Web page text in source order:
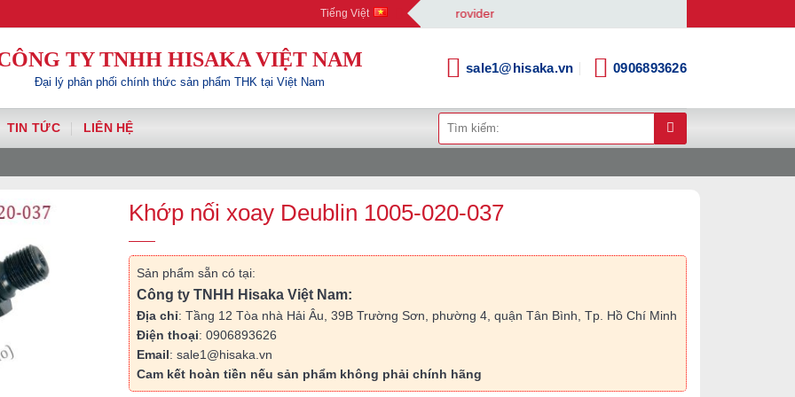
Tiếng Việt
Hisaka | Your Automation Solutions Provider
TY TNHH HISAKA VIỆT NAM
Đại lý phân phối chính thức sản phẩm THK tại Việt Nam
sale1@hisaka.vn 0906893626
TIN TỨC LIÊN HỆ
Tìm
kiếm:
Khớp nối xoay Deublin 1005-020-037
Sản phẩm sẵn có tại:
Công ty TNHH Hisaka Việt Nam:
Địa chỉ: Tầng 12 Tòa nhà Hải Âu, 39B Trường Sơn, phường 4, quận Tân Bình, Tp. Hồ Chí Minh
Điện thoại: 0906893626
Email: sale1@hisaka.vn
Cam kết hoàn tiền nếu sản phẩm không phải chính hãng